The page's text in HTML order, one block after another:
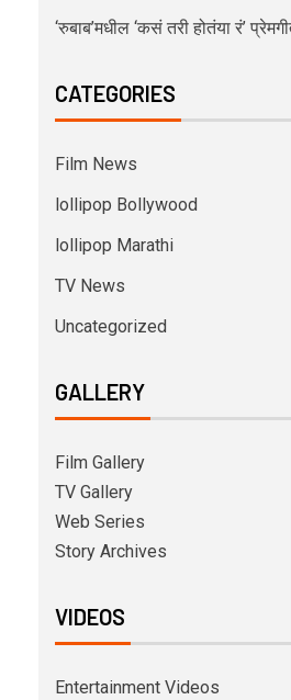
‘रुबाब’मधील ‘कसं तरी होतंया रं’
CATEGORIES
Film News
lollipop Bollywood
lollipop Marathi
TV News
Uncategorized
GALLERY
Film Gallery
TV Gallery
Web Series
Story Archives
VIDEOS
Entertainment Videos